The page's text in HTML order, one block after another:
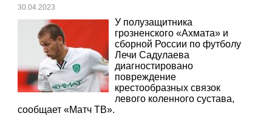
30.04.2023
У полузащитника
грозненского «Ахмата» и
сборной России по футболу
Лечи Садулаева
диагностировано
повреждение
крестообразных связок
левого коленного сустава,
сообщает «Матч ТВ».